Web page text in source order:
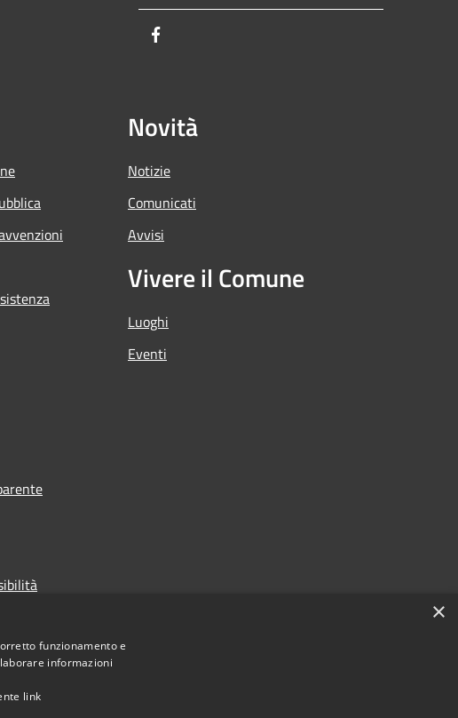
Novità
Notizie
Comunicati
Avvisi
Vivere il Comune
Luoghi
Eventi
×
funzionamento e
informazioni
link